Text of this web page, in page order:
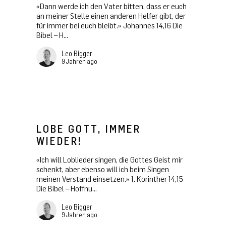
«Dann werde ich den Vater bitten, dass er euch
an meiner Stelle einen anderen Helfer gibt, der
für immer bei euch bleibt.» Johannes 14,16 Die
Bibel – H...
Leo Bigger
9 Jahren ago
LOBE GOTT, IMMER
WIEDER!
«Ich will Loblieder singen, die Gottes Geist mir
schenkt, aber ebenso will ich beim Singen
meinen Verstand einsetzen.» 1. Korinther 14,15
Die Bibel – Hoffnu...
Leo Bigger
9 Jahren ago